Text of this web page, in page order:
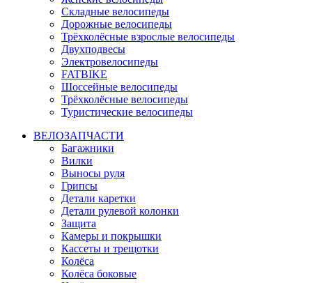
Складные велосипеды
Дорожные велосипеды
Трёхколёсные взрослые велосипеды
Двухподвесы
Электровелосипеды
FATBIKE
Шоссейные велосипеды
Трёхколёсные велосипеды
Туристические велосипеды
ВЕЛОЗАПЧАСТИ
Багажники
Вилки
Выносы руля
Грипсы
Детали каретки
Детали рулевой колонки
Защита
Камеры и покрышки
Кассеты и трещотки
Колёса
Колёса боковые